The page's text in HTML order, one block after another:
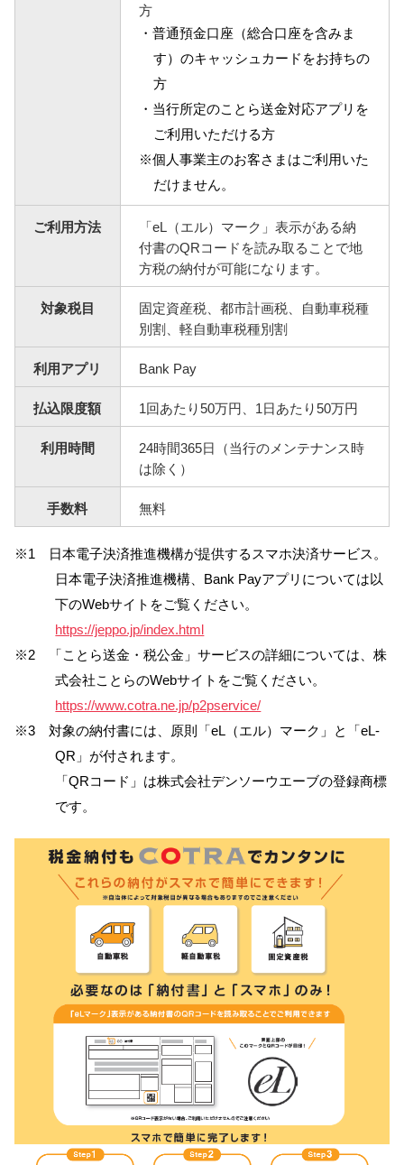
サービスのご案内
たいこうでんさいサービス
（電子債権をご利用のお客さま向け）
サービスのご案内
Taiko Big Advance
サービスのご案内
方
・普通預金口座（総合口座を含みま
す）のキャッシュカードをお持ちの
方
・当行所定のことら送金対応アプリを
ご利用いただける方
※個人事業主のお客さまはご利用いた
だけません。
ご利用方法
「eL（エル）マーク」表示がある納
付書のQRコードを読み取ることで地
方税の納付が可能になります。
対象税目
固定資産税、都市計画税、自動車税種
別割、軽自動車税種別割
利用アプリ Bank Pay
払込限度額 1回あたり50万円、1日あたり50万円
利用時間
24時間365日（当行のメンテナンス時
は除く）
手数料 無料
※1 日本電子決済推進機構が提供するスマホ決済サービス。
日本電子決済推進機構、Bank Payアプリについては以
下のWebサイトをご覧ください。
https://jeppo.jp/index.html
※2 「ことら送金・税公金」サービスの詳細については、株
式会社ことらのWebサイトをご覧ください。
https://www.cotra.ne.jp/p2pservice/
※3 対象の納付書には、原則「eL（エル）マーク」と「eL-
QR」が付されます。
「QRコード」は株式会社デンソーウエーブの登録商標
です。